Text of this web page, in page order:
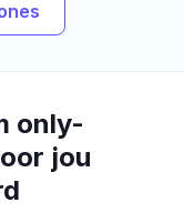
only-
jou